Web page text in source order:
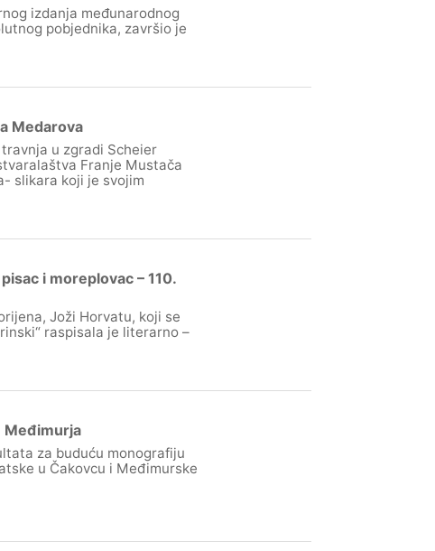
izdanja međunarodnog
pobjednika, završio je
Medarova
u zgradi Scheier
Franje Mustača
slikara koji je svojim
i moreplovac – 110.
Joži Horvatu, koji se
raspisala je literarno –
Međimurja
za buduću monografiju
u Čakovcu i Međimurske